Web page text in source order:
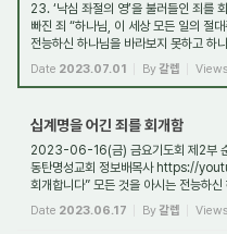
23. ‘낙심 좌절의 영’을 불러들인 죄를
빠진 죄 “하나님, 이 세상 모든 일의 절
전능하신 하나님을 바라보지 못하고 하
Date 2023.07.01 By갈렙 Views
십계명을 어긴 죄를 회개함
2023-06-16(금) 금요기도회 제2부 순
동탄명성교회 정보배목사 https://
회개합니다” 모든 것을 아시는 전능하
조상들이 ...
Date 2023.06.17 By갈렙 Views